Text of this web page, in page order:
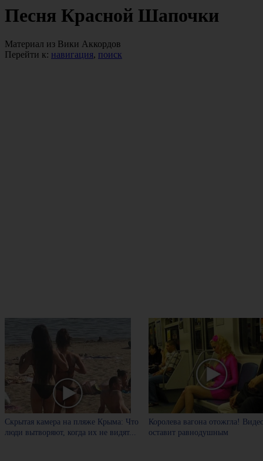
Песня Красной Шапочки
Материал из Вики Аккордов
Перейти к: навигация, поиск
Скрытая камера на пляже Крыма: Что
люди вытворяют, когда их не видят...
Королева вагона отожгла!
оставит равнодушным